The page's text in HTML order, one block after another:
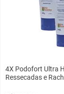
4X Podofort Ultra
Ressecadas e